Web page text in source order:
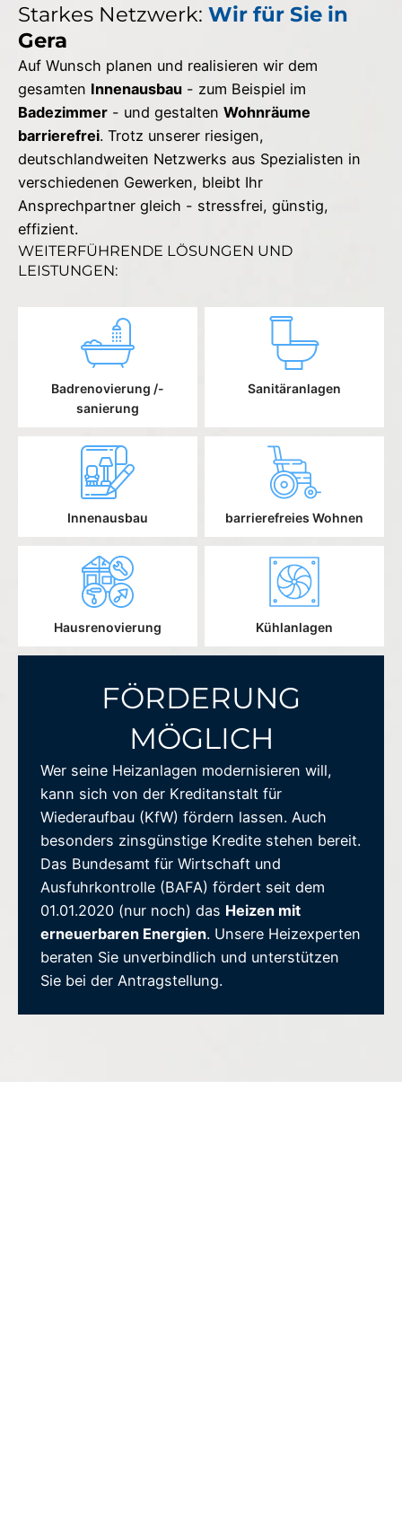
Starkes Netzwerk: Wir für Sie in
Gera
Auf Wunsch planen und realisieren wir dem
gesamten Innenausbau - zum Beispiel im
Badezimmer - und gestalten Wohnräume
barrierefrei. Trotz unserer riesigen,
deutschlandweiten Netzwerks aus Spezialisten in
verschiedenen Gewerken, bleibt Ihr
Ansprechpartner gleich - stressfrei, günstig,
effizient.
WEITERFÜHRENDE LÖSUNGEN UND
LEISTUNGEN:
Badrenovierung /-
sanierung
Sanitäranlagen
Innenausbau barrierefreies Wohnen
Hausrenovierung Kühlanlagen
FÖRDERUNG
MÖGLICH
Wer seine Heizanlagen modernisieren will,
kann sich von der Kreditanstalt für
Wiederaufbau (KfW) fördern lassen. Auch
besonders zinsgünstige Kredite stehen bereit.
Das Bundesamt für Wirtschaft und
Ausfuhrkontrolle (BAFA) fördert seit dem
01.01.2020 (nur noch) das Heizen mit
erneuerbaren Energien. Unsere Heizexperten
beraten Sie unverbindlich und unterstützen
Sie bei der Antragstellung.